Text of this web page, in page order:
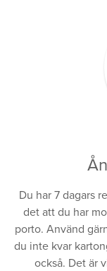
Du har 7 dagars
det att du har
porto. Använd
du inte kvar
också. Det är